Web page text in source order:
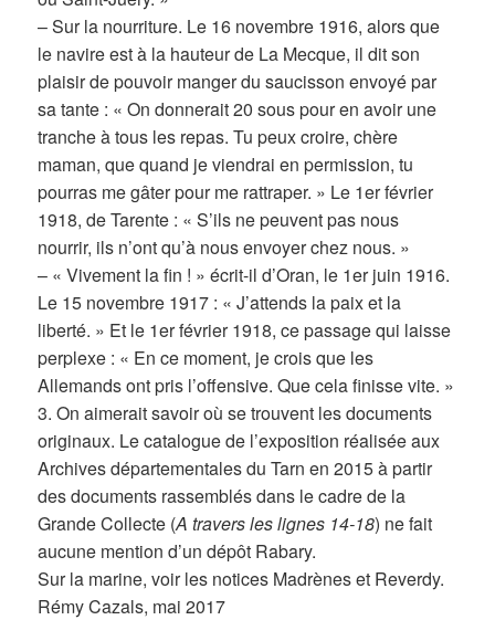
– Sur la nourriture. Le 16 novembre 1916, alors que
le navire est à la hauteur de La Mecque, il dit son
plaisir de pouvoir manger du saucisson envoyé par
sa tante : « On donnerait 20 sous pour en avoir une
tranche à tous les repas. Tu peux croire, chère
maman, que quand je viendrai en permission, tu
pourras me gâter pour me rattraper. » Le 1er février
1918, de Tarente : « S’ils ne peuvent pas nous
nourrir, ils n’ont qu’à nous envoyer chez nous. »
– « Vivement la fin ! » écrit-il d’Oran, le 1er juin 1916.
Le 15 novembre 1917 : « J’attends la paix et la
liberté. » Et le 1er février 1918, ce passage qui laisse
perplexe : « En ce moment, je crois que les
Allemands ont pris l’offensive. Que cela finisse vite. »
3. On aimerait savoir où se trouvent les documents
originaux. Le catalogue de l’exposition réalisée aux
Archives départementales du Tarn en 2015 à partir
des documents rassemblés dans le cadre de la
Grande Collecte (A travers les lignes 14-18) ne fait
aucune mention d’un dépôt Rabary.
Sur la marine, voir les notices Madrènes et Reverdy.
Rémy Cazals, mai 2017